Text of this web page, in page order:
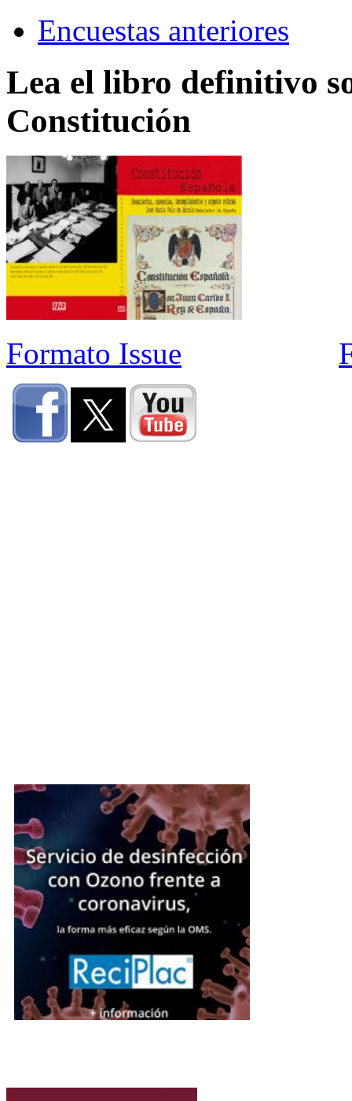
Encuestas anteriores
Lea el libro definitivo
Constitución
Formato Issue